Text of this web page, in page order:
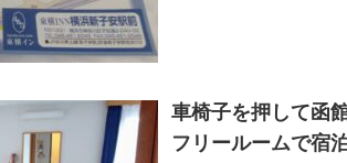
車椅子を押して函
フリールームで宿